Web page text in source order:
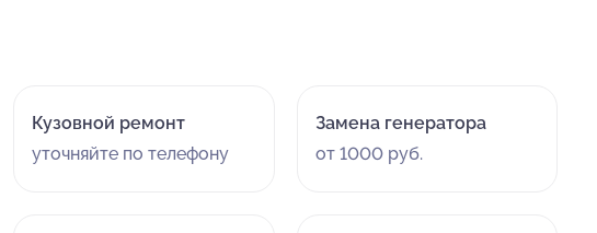
Кузовной ремонт
уточняйте по телефону
Замена генератора
от 1000 руб.